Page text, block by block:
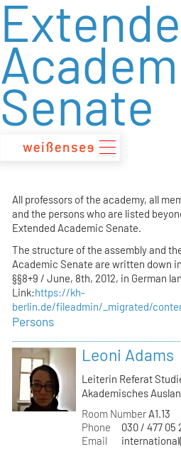
zum
Inhalt
Senate
All professors of the academy, all
and the persons who are listed
Extended Academic Senate.
The structure of the assembly and
Academic Senate are written down
§§8+9 / June, 8th, 2012, in German
Link:https://kh-
berlin.de/fileadmin/_migrated/
Persons
Leoni Adams
Leiterin Referat
Akademisches
Room Number A1.13
Phone
030 / 477 05
Email